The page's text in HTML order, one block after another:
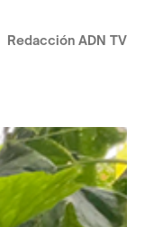
Redacción ADN TV